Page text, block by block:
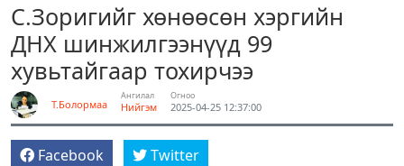
С.Зоригийг хөнөөсөн хэргийн
ДНХ шинжилгээнүүд 99
хувьтайгаар тохирчээ
Т.Болормаа
Ангилал
Нийгэм
Огноо
2025-04-25 12:37:00
Facebook Twitter